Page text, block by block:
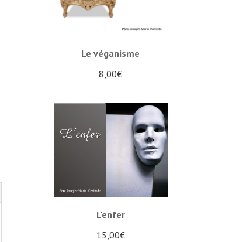
Le véganisme
8,00€
L'enfer
15,00€